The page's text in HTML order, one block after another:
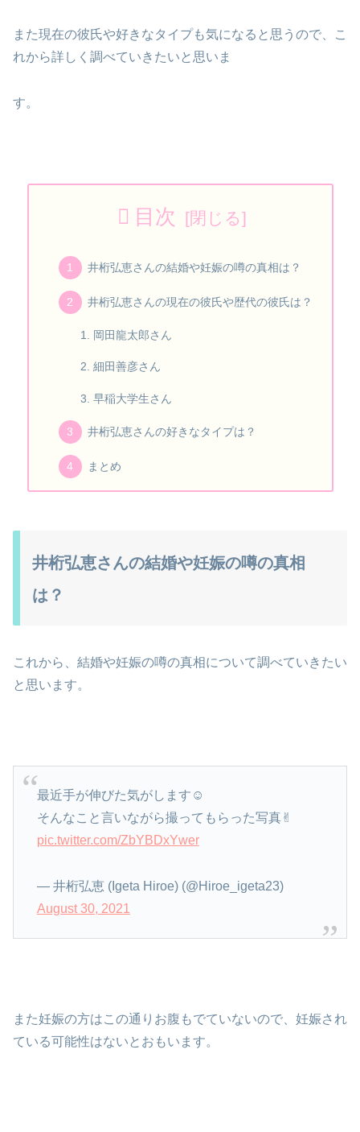
また現在の彼氏や好きなタイプも気になると思うので、こ
れから詳しく調べていきたいと思いま
す。
目次
井桁弘恵さんの結婚や妊娠の噂の真相は？
井桁弘恵さんの現在の彼氏や歴代の彼氏は？
岡田龍太郎さん
細田善彦さん
早稲大学生さん
井桁弘恵さんの好きなタイプは？
まとめ
井桁弘恵さんの結婚や妊娠の噂の真相
は？
これから、結婚や妊娠の噂の真相について調べていきたい
と思います。
最近手が伸びた気がします☺️
そんなこと言いながら撮ってもらった写真✌︎
pic.twitter.com/ZbYBDxYwer
— 井桁弘恵 (Igeta Hiroe) (@Hiroe_igeta23)
August 30, 2021
また妊娠の方はこの通りお腹もでていないので、妊娠され
ている可能性はないとおもいます。